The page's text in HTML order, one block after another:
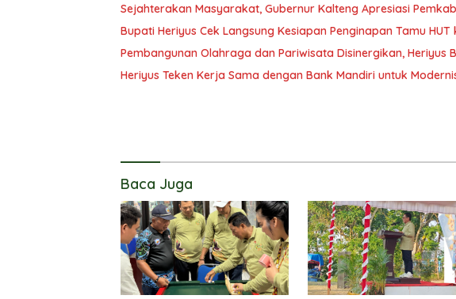
Sejahterakan Masyarakat, Gubernur Kalteng Apresiasi
Bupati Heriyus Cek Langsung Kesiapan Penginapan Tamu
Pembangunan Olahraga dan Pariwisata Disinergikan, Heriyus
Heriyus Teken Kerja Sama dengan Bank Mandiri untuk
Baca Juga